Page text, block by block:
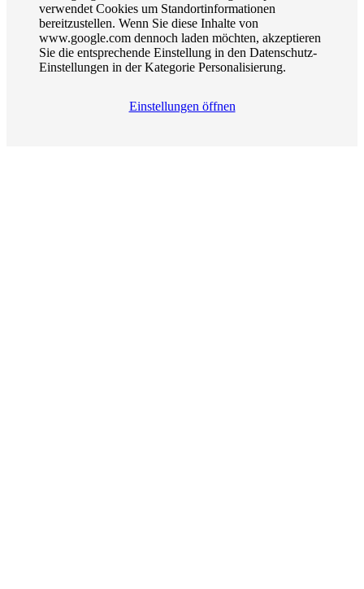
verwendet Cookies um Standortinformationen
bereitzustellen. Wenn Sie diese Inhalte von
www.google.com dennoch laden möchten, akzeptieren
Sie die entsprechende Einstellung in den Datenschutz-
Einstellungen in der Kategorie Personalisierung.
Einstellungen öffnen